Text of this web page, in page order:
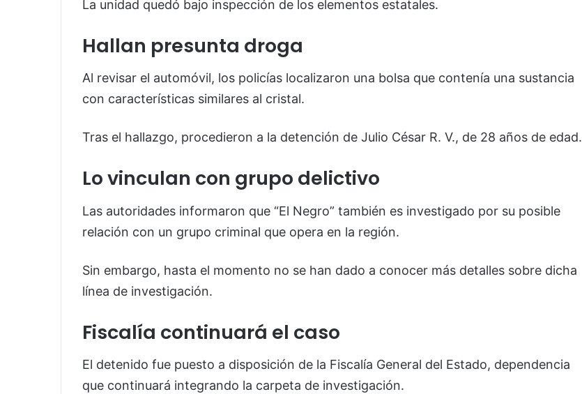
La unidad quedó bajo inspección de los elementos estatales.
Hallan presunta droga
Al revisar el automóvil, los policías localizaron una bolsa que contenía una sustancia
con características similares al cristal.
Tras el hallazgo, procedieron a la detención de Julio César R. V., de 28 años de edad.
Lo vinculan con grupo delictivo
Las autoridades informaron que “El Negro” también es investigado por su posible
relación con un grupo criminal que opera en la región.
Sin embargo, hasta el momento no se han dado a conocer más detalles sobre dicha
línea de investigación.
Fiscalía continuará el caso
El detenido fue puesto a disposición de la Fiscalía General del Estado, dependencia
que continuará integrando la carpeta de investigación.